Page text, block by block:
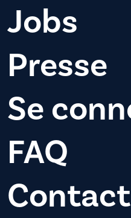
Jobs
Presse
Se
FAQ
Contact